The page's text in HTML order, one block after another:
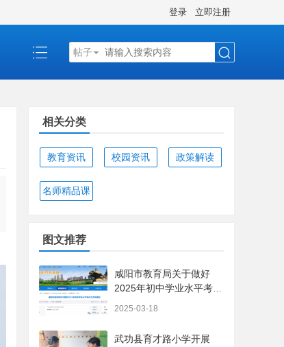
登录 立即注册
帖子
相关分类
教育资讯 校园资讯 政策解读
名师精品课
图文推荐
咸阳市教育局关于做好
2025年初中学业水平考试
2025-03-18
武功县育才路小学开展